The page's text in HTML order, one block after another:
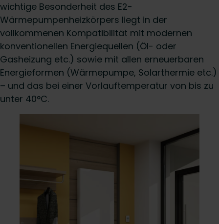
wichtige Besonderheit des E2-
Wärmepumpenheizkörpers liegt in der
vollkommenen Kompatibilität mit modernen
konventionellen Energiequellen (Öl- oder
Gasheizung etc.) sowie mit allen erneuerbaren
Energieformen (Wärmepumpe, Solarthermie etc.)
– und das bei einer Vorlauftemperatur von bis zu
unter 40°C.